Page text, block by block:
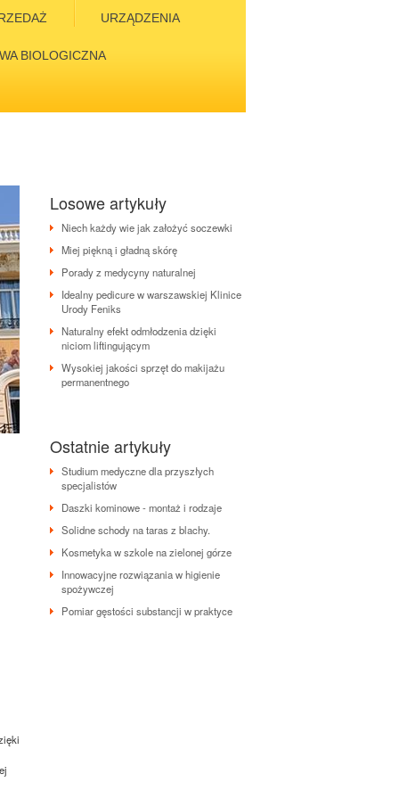
URZĄDZENIA
BIOLOGICZNA
Losowe artykuły
Niech każdy wie jak założyć soczewki
Miej piękną i gładną skórę
Porady z medycyny naturalnej
Idealny pedicure w warszawskiej Klinice
Urody Feniks
Naturalny efekt odmłodzenia dzięki
niciom liftingującym
Wysokiej jakości sprzęt do makijażu
permanentnego
Ostatnie artykuły
Studium medyczne dla przyszłych
specjalistów
Daszki kominowe - montaż i rodzaje
Solidne schody na taras z blachy.
Kosmetyka w szkole na zielonej górze
Innowacyjne rozwiązania w higienie
spożywczej
Pomiar gęstości substancji w praktyce